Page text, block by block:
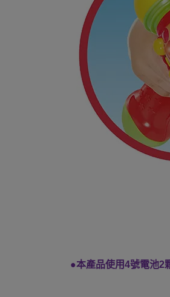
●本產品使用4號電池2